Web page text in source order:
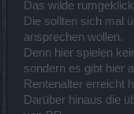
Das wilde
Die sollten sich mal
ansprechen wollen.
Denn hier spielen
sondern es gibt hier
Rentenalter erreicht
Darüber hinaus die